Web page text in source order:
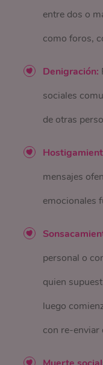
entre dos o
como foros,
Denigración:
sociales
de otras
mensajes
emocionales
personal o
quien
luego
con re-enviar